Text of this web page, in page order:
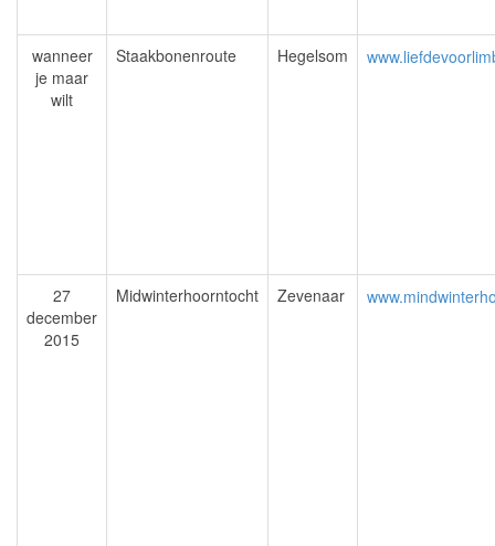
wanneer
je maar
wilt
Staakbonenroute Hegelsom
27
december
2015
Midwinterhoorntocht Zevenaar